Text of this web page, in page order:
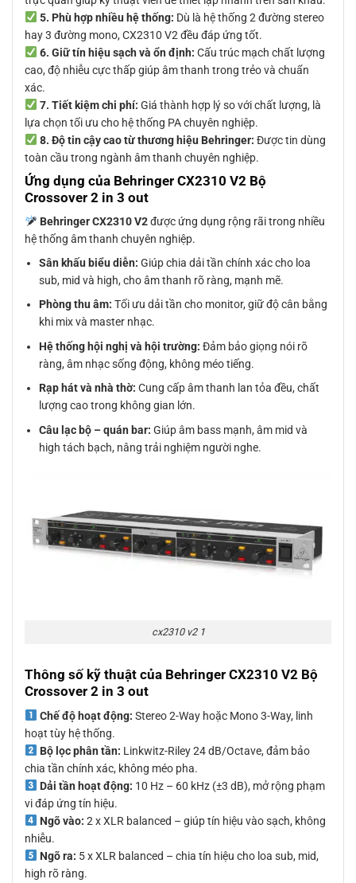
5. Phù hợp nhiều hệ thống: Dù là hệ thống 2 đường stereo
hay 3 đường mono, CX2310 V2 đều đáp ứng tốt.
6. Giữ tín hiệu sạch và ổn định: Cấu trúc mạch chất lượng
cao, độ nhiễu cực thấp giúp âm thanh trong trẻo và chuẩn
xác.
7. Tiết kiệm chi phí: Giá thành hợp lý so với chất lượng, là
lựa chọn tối ưu cho hệ thống PA chuyên nghiệp.
8. Độ tin cậy cao từ thương hiệu Behringer: Được tin dùng
toàn cầu trong ngành âm thanh chuyên nghiệp.
Ứng dụng của Behringer CX2310 V2 Bộ
Crossover 2 in 3 out
Behringer CX2310 V2được ứng dụng rộng rãi trong nhiều
hệ thống âm thanh chuyên nghiệp.
Sân khấu biểu diễn: Giúp chia dải tần chính xác cho loa
sub, mid và high, cho âm thanh rõ ràng, mạnh mẽ.
Phòng thu âm: Tối ưu dải tần cho monitor, giữ độ cân bằng
khi mix và master nhạc.
Hệ thống hội nghị và hội trường: Đảm bảo giọng nói rõ
ràng, âm nhạc sống động, không méo tiếng.
Rạp hát và nhà thờ: Cung cấp âm thanh lan tỏa đều, chất
lượng cao trong không gian lớn.
Câu lạc bộ – quán bar: Giúp âm bass mạnh, âm mid và
high tách bạch, nâng trải nghiệm người nghe.
cx2310 v2 1
Thông số kỹ thuật của Behringer CX2310 V2 Bộ
Crossover 2 in 3 out
Chế độ hoạt động: Stereo 2-Way hoặc Mono 3-Way, linh
hoạt tùy hệ thống.
Bộ lọc phân tần: Linkwitz-Riley 24 dB/Octave, đảm bảo
chia tần chính xác, không méo pha.
Dải tần hoạt động: 10 Hz – 60 kHz (±3 dB), mở rộng phạm
vi đáp ứng tín hiệu.
Ngõ vào: 2 x XLR balanced – giúp tín hiệu vào sạch, không
nhiễu.
Ngõ ra: 5 x XLR balanced – chia tín hiệu cho loa sub, mid,
high rõ ràng.